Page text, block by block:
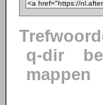
q-dir
mappen